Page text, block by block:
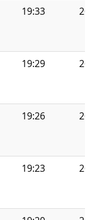
19:33
19:29
19:26
19:23